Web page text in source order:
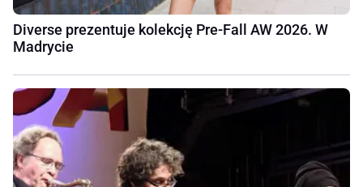
Diverse prezentuje kolekcję Pre-Fall AW 2026. W
Madrycie